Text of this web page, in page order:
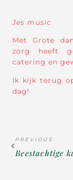
Jes music
Met Grote
zorg heeft
catering en
Ik kijk terug
dag!
PREVIOUS